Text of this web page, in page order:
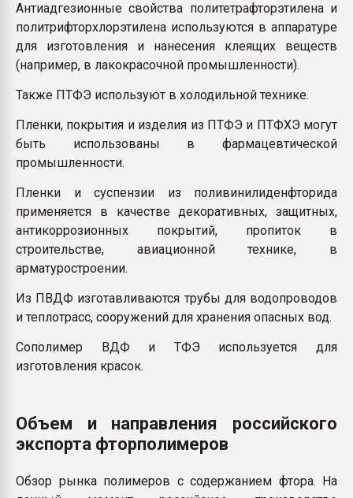
Антиадгезионные свойства политетрафторэтилена и
политрифторхлорэтилена используются в аппаратуре
для изготовления и нанесения клеящих веществ
(например, в лакокрасочной промышленности).
Также ПТФЭ используют в холодильной технике.
Пленки, покрытия и изделия из ПТФЭ и ПТФХЭ могут
быть использованы в фармацевтической
промышленности.
Пленки и суспензии из поливинилиденфторида
применяется в качестве декоративных, защитных,
антикоррозионных покрытий, пропиток в
строительстве, авиационной технике, в
арматуростроении.
Из ПВДФ изготавливаются трубы для водопроводов
и теплотрасс, сооружений для хранения опасных вод.
Сополимер ВДФ и ТФЭ используется для
изготовления красок.
Объем и направления российского
экспорта фторполимеров
Обзор рынка полимеров с содержанием фтора. На